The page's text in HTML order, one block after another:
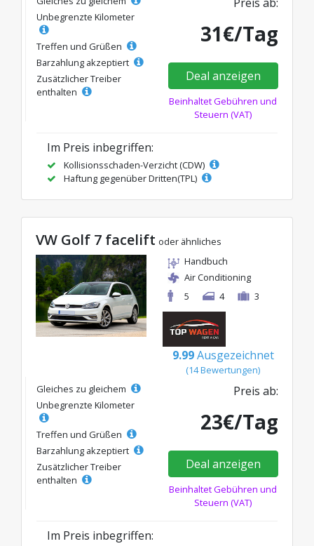
Unbegrenzte Kilometer
Treffen und Grüßen
Barzahlung akzeptiert
Zusätzlicher Treiber
enthalten
31€/Tag
Deal anzeigen
Beinhaltet Gebühren und
Steuern (VAT)
Im Preis inbegriffen:
Kollisionsschaden-Verzicht (CDW)
Haftung gegenüber Dritten(TPL)
VW Golf 7 facelift oder ähnliches
Handbuch
Air Conditioning
5
4 3
9.99 Ausgezeichnet
(14 Bewertungen)
Gleiches zu gleichem
Unbegrenzte Kilometer
Treffen und Grüßen
Barzahlung akzeptiert
Zusätzlicher Treiber
enthalten
Preis ab:
23€/Tag
Deal anzeigen
Beinhaltet Gebühren und
Steuern (VAT)
Im Preis inbegriffen: